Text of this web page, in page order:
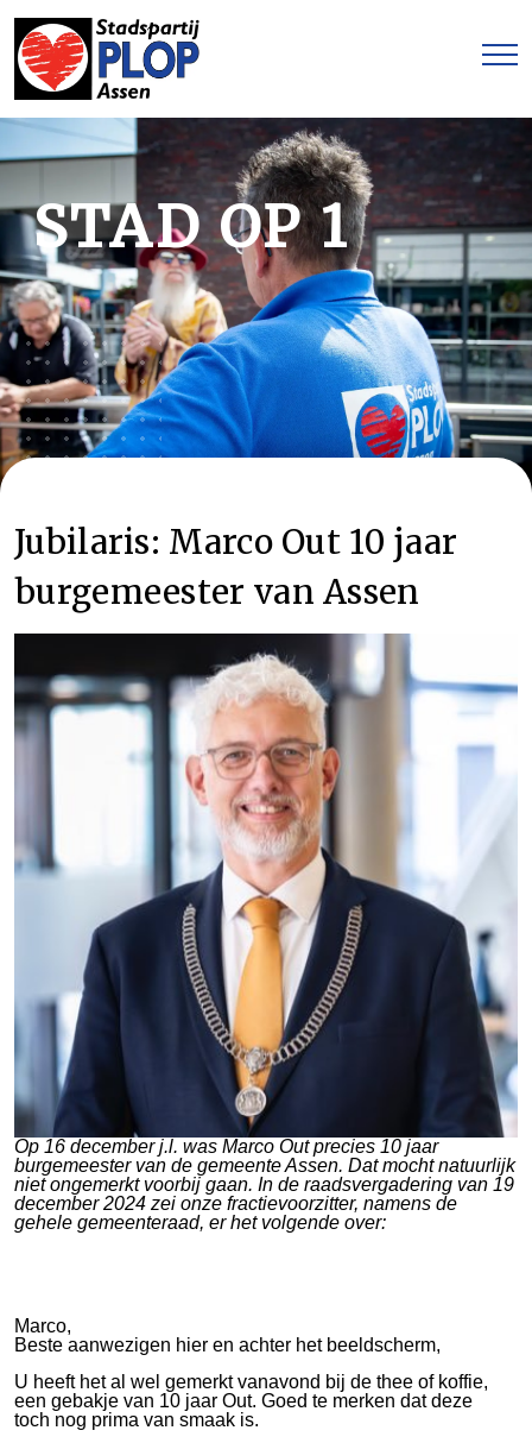
STAD OP 1
Jubilaris: Marco Out 10 jaar
burgemeester van Assen
Op 16 december j.l. was Marco Out precies 10 jaar
burgemeester van de gemeente Assen. Dat mocht natuurlijk
niet ongemerkt voorbij gaan. In de raadsvergadering van 19
december 2024 zei onze fractievoorzitter, namens de
gehele gemeenteraad, er het volgende over:
Marco,
Beste aanwezigen hier en achter het beeldscherm,
U heeft het al wel gemerkt vanavond bij de thee of koffie,
een gebakje van 10 jaar Out. Goed te merken dat deze
toch nog prima van smaak is.